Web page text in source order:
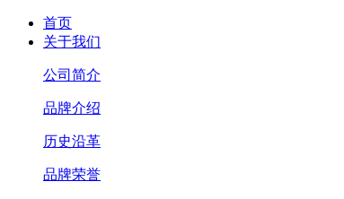
首页
关于我们
公司简介
品牌介绍
历史沿革
品牌荣誉